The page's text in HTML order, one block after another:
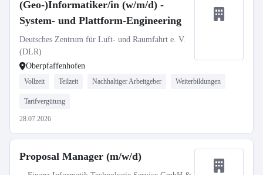
(Geo-)Informatiker/in (w/m/d) -
System- und Plattform-Engineering
Deutsches Zentrum für Luft- und Raumfahrt e. V.
(DLR)
Oberpfaffenhofen
Vollzeit Teilzeit Nachhaltiger Arbeitgeber Weiterbildungen
Tarifvergütung
28.07.2026
Proposal Manager (m/w/d)